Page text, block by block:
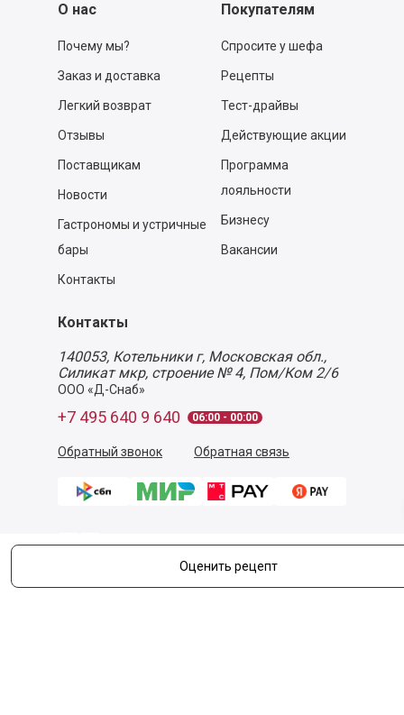
Оценить рецепт
О нас
Почему мы?
Заказ и доставка
Легкий возврат
Отзывы
Поставщикам
Новости
Гастрономы и устричные
бары
Контакты
Покупателям
Спросите у шефа
Рецепты
Тест-драйвы
Действующие акции
Программа
лояльности
Бизнесу
Вакансии
Контакты
140053, Котельники г, Московская обл.,
Силикат мкр, строение № 4, Пом/Ком 2/6
ООО «Д-Снаб»
+7 495 640 9 640 06:00 - 00:00
Обратный звонок Обратная связь